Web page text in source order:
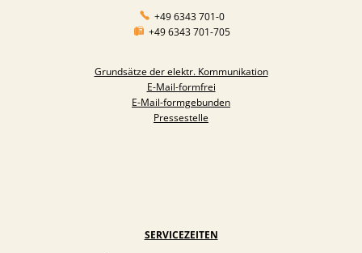
+49 6343 701-0
+49 6343 701-705
Grundsätze der elektr. Kommunikation
E-Mail-formfrei
E-Mail-formgebunden
Pressestelle
SERVICEZEITEN